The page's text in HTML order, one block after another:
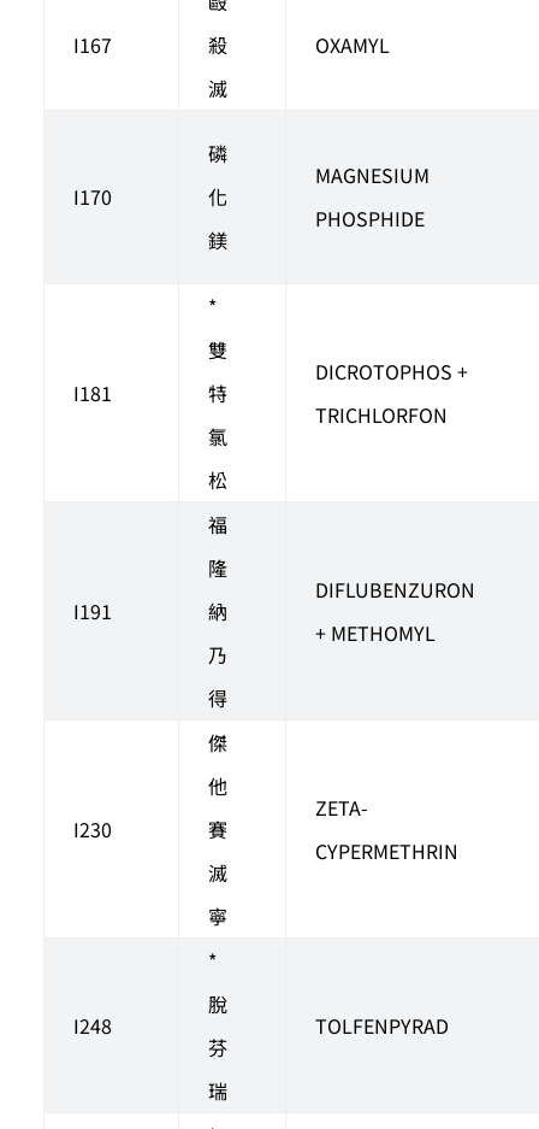
I167
殺
滅
OXAMYL
I170
磷
化
鎂
MAGNESIUM
PHOSPHIDE
I181
*
雙
特
氯
松
DICROTOPHOS +
TRICHLORFON
I191
福
隆
納
乃
得
DIFLUBENZURON
+ METHOMYL
I230
傑
他
賽
滅
寧
ZETA-
CYPERMETHRIN
I248
*
脫
芬
瑞
TOLFENPYRAD